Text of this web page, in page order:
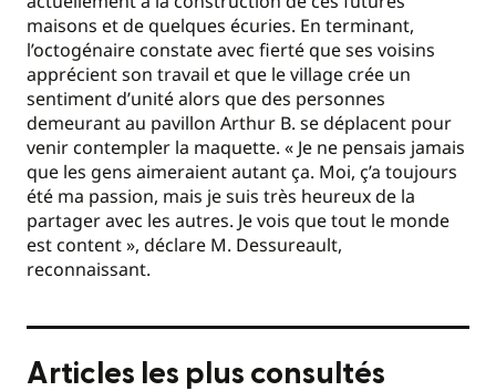
maisons et de quelques écuries. En terminant,
l’octogénaire constate avec fierté que ses voisins
apprécient son travail et que le village crée un
sentiment d’unité alors que des personnes
demeurant au pavillon Arthur B. se déplacent pour
venir contempler la maquette. « Je ne pensais jamais
que les gens aimeraient autant ça. Moi, ç’a toujours
été ma passion, mais je suis très heureux de la
partager avec les autres. Je vois que tout le monde
est content », déclare M. Dessureault,
reconnaissant.
Articles les plus consultés